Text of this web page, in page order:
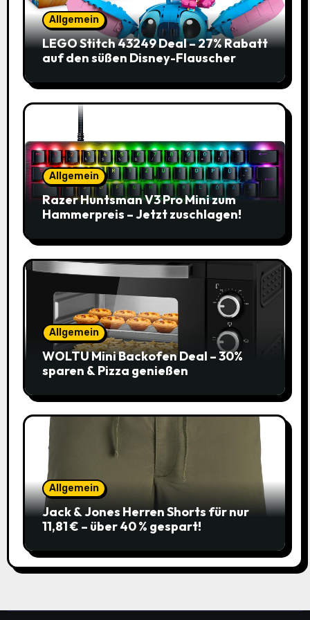
Allgemein
LEGO Stitch 43249 Deal – 27% Rabatt
auf den süßen Disney-Flauscher
Allgemein
Razer Huntsman V3 Pro Mini zum
Hammerpreis – Jetzt zuschlagen!
Allgemein
WOLTU Mini Backofen Deal – 30%
sparen & Pizza genießen
Allgemein
Jack & Jones Herren Shorts für nur
11,81 € – über 40 % gespart!